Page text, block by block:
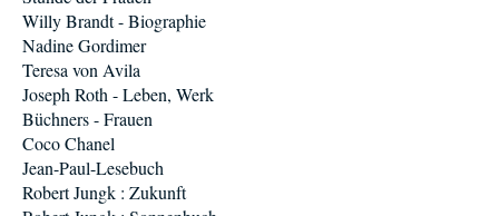
Willy Brandt - Biographie
Nadine Gordimer
Teresa von Avila
Joseph Roth - Leben, Werk
Büchners - Frauen
Coco Chanel
Jean-Paul-Lesebuch
Robert Jungk : Zukunft